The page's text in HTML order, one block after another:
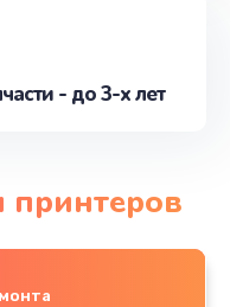
- до 3-х лет
принтеров